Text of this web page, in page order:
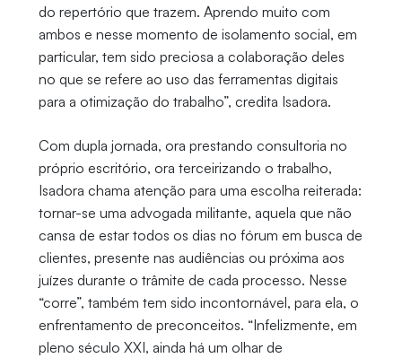
do repertório que trazem. Aprendo muito com
ambos e nesse momento de isolamento social, em
particular, tem sido preciosa a colaboração deles
no que se refere ao uso das ferramentas digitais
para a otimização do trabalho”, credita Isadora.
Com dupla jornada, ora prestando consultoria no
próprio escritório, ora terceirizando o trabalho,
Isadora chama atenção para uma escolha reiterada:
tornar-se uma advogada militante, aquela que não
cansa de estar todos os dias no fórum em busca de
clientes, presente nas audiências ou próxima aos
juízes durante o trâmite de cada processo. Nesse
“corre”, também tem sido incontornável, para ela, o
enfrentamento de preconceitos. “Infelizmente, em
pleno século XXI, ainda há um olhar de